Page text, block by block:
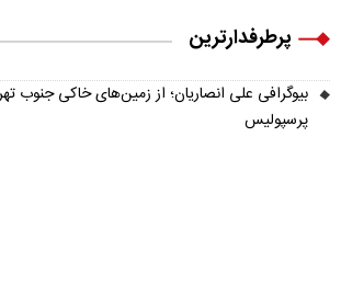
پرطرفدارترین
بیوگرافی علی انصاریان؛ از زمین‌های خاکی جنوب
پرسپولیس